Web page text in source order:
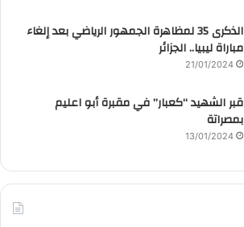
الذكرى 35 لمظاهرة الجمهور الرياضي بعد إلغاء
مباراة ليبيا.. الجزائر
21/01/2024
قبر الشهيد “كعبار” في مقبرة أبو اعليم
بمصراتة
13/01/2024